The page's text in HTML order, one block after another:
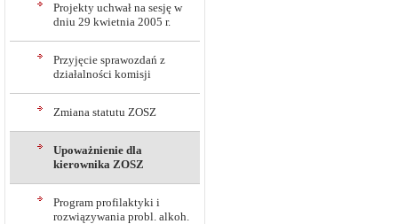
Projekty uchwał na sesję w
dniu 29 kwietnia 2005 r.
Przyjęcie sprawozdań z
działalności komisji
Zmiana statutu ZOSZ
Upoważnienie dla
kierownika ZOSZ
Program profilaktyki i
rozwiązywania probl. alkoh.